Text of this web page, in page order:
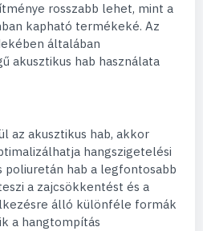
rosszabb lehet, mint a
kapható termékeké. Az
általában
akusztikus hab használata
az akusztikus hab, akkor
hangszigetelési
poliuretán hab a legfontosabb
a zajcsökkentést és a
álló különféle formák
a hangtompítás